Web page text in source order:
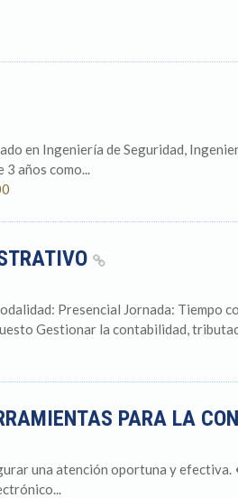
en Ingeniería de Seguridad,
años como...
Presencial Jornada: Tiempo
Gestionar la contabilidad,
PARA LA
una atención oportuna y efectiva.